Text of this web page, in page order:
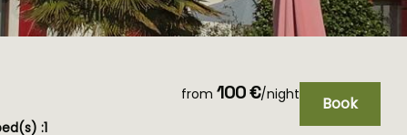
:1
from100 €/night Book